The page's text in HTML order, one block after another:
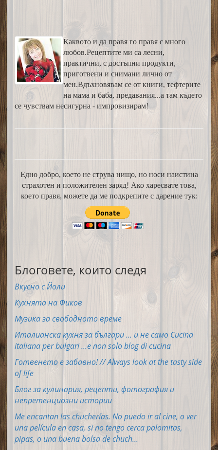
Каквото и да правя го правя с много
любов.Рецептите ми са лесни,
практични, с достъпни продукти,
приготвени и снимани лично от
мен.Вдъхновявам се от книги, тефтерите
на мама и баба, предавания...а там където
се чувствам несигурна - импровизирам!
Едно добро, което не струва нищо, но носи наистина
страхотен и положителен заряд! Ако харесвате това,
което правя, можете да ме подкрепите с дарение тук:
Блоговете, които следя
Вкусно с Йоли
Кухнята на Фиков
Музика за свободното време
Италианска кухня за българи ... и не само Cucina
italiana per bulgari ...e non solo blog di cucina
Готвенето е забавно! // Always look at the tasty side
of life
Блог за кулинария, рецепти, фотография и
непретенциозни истории
Me encantan las chucherías. No puedo ir al cine, o ver
una película en casa, si no tengo cerca palomitas,
pipas, o una buena bolsa de chuch...